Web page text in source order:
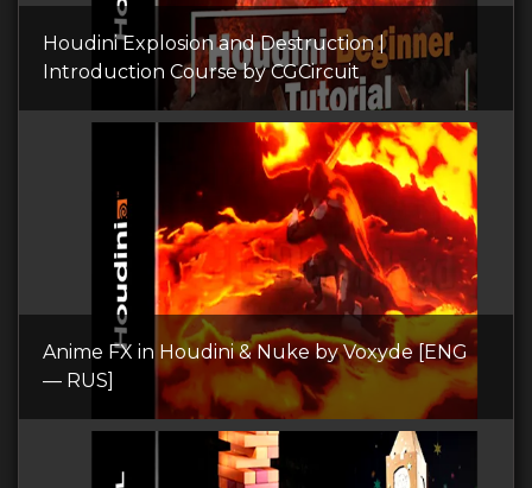
Houdini Explosion and Destruction |
Introduction Course by CGCircuit
Anime FX in Houdini & Nuke by Voxyde [ENG
— RUS]